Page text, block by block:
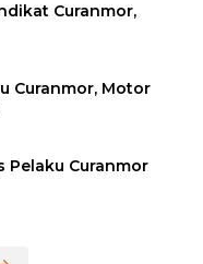
Curanmor,
Curanmor, Motor
Pelaku Curanmor